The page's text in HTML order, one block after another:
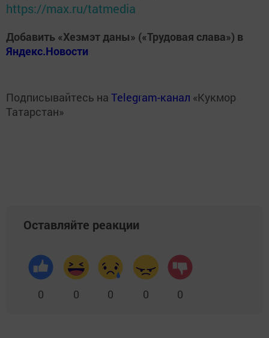
https://max.ru/tatmedia
Добавить «Хезмэт даны» («Трудовая слава») в
Яндекс.Новости
Подписывайтесь на Telegram-канал «Кукмор
Татарстан»
Оставляйте реакции
0 0 0 0 0